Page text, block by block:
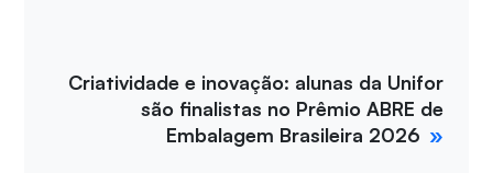
Criatividade e inovação: alunas da Unifor
são finalistas no Prêmio ABRE de
Embalagem Brasileira 2026